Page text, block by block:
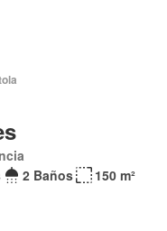
2 Baños 150 m²